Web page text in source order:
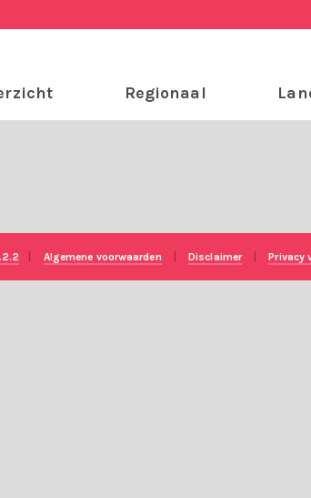
Regionaal
Algemene voorwaarden Disclaimer Privacy